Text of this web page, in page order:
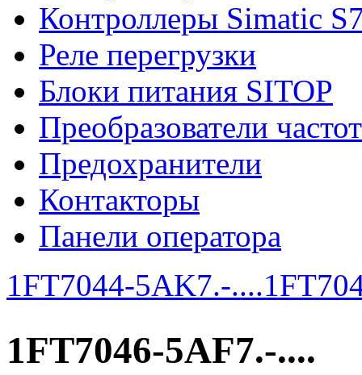
Контроллеры Simatic
Реле перегрузки
Блоки питания SITOP
Преобразователи
Предохранители
Контакторы
Панели оператора
1FT7044-5AK7.-....
1FT7046-5AF7.-....